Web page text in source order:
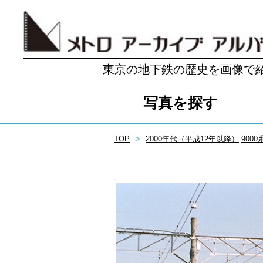
東京の地下鉄の歴史を画像で
写真を探す
TOP 2000年代（平成12年以降） 9000